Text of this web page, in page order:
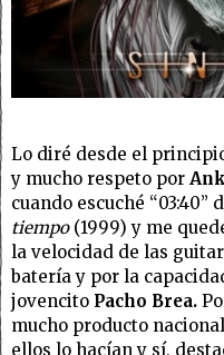
Lo diré desde el
y mucho respeto por
cuando escuché “03:40”
tiempo(1999) y me
la velocidad de las
batería y por la
jovencito Pacho Brea.
mucho producto
ellos lo hacían y sí,